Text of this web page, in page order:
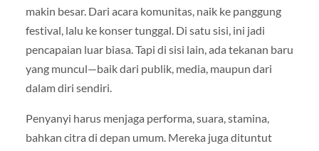
makin besar. Dari acara komunitas, naik ke panggung
festival, lalu ke konser tunggal. Di satu sisi, ini jadi
pencapaian luar biasa. Tapi di sisi lain, ada tekanan baru
yang muncul—baik dari publik, media, maupun dari
dalam diri sendiri.
Penyanyi harus menjaga performa, suara, stamina,
bahkan citra di depan umum. Mereka juga dituntut